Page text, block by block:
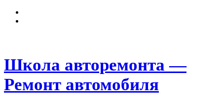
Школа авторемонта —
Ремонт автомобиля